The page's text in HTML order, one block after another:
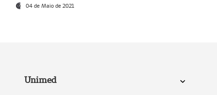
04 de Maio de 2021
Unimed